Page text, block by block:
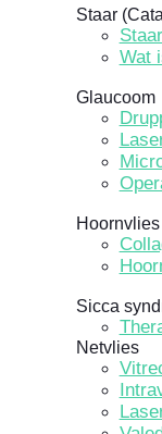
Staar
Wat
Glaucoom
Hoornvlies
Sicca
Netvlies